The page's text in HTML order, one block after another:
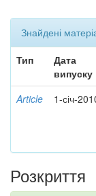
Знайдені
Тип
Дата
випуску
Article 1-січ-
Розкриття